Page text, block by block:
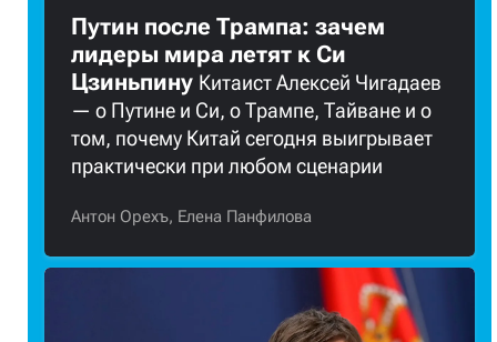
Путин после Трампа: зачем
лидеры мира летят к Си
Цзиньпину Китаист Алексей Чигадаев
— о Путине и Си, о Трампе, Тайване и о
том, почему Китай сегодня выигрывает
практически при любом сценарии
Антон Орехъ, Елена Панфилова